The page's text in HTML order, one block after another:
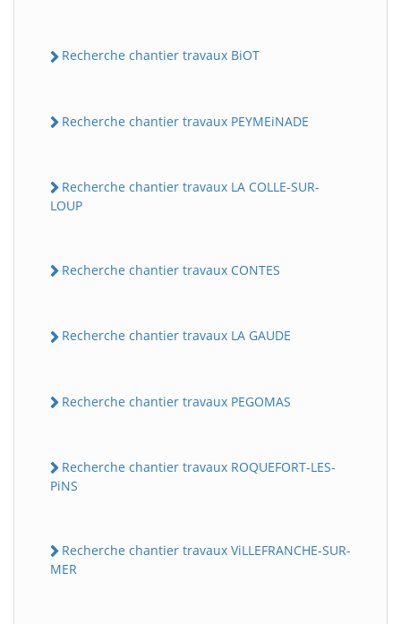
Recherche chantier travaux BiOT
Recherche chantier travaux PEYMEiNADE
Recherche chantier travaux LA COLLE-SUR-
LOUP
Recherche chantier travaux CONTES
Recherche chantier travaux LA GAUDE
Recherche chantier travaux PEGOMAS
Recherche chantier travaux ROQUEFORT-LES-
PiNS
Recherche chantier travaux ViLLEFRANCHE-SUR-
MER